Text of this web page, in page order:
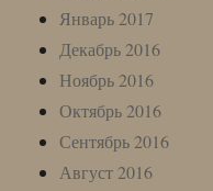
Январь 2017
Декабрь 2016
Ноябрь 2016
Октябрь 2016
Сентябрь 2016
Август 2016